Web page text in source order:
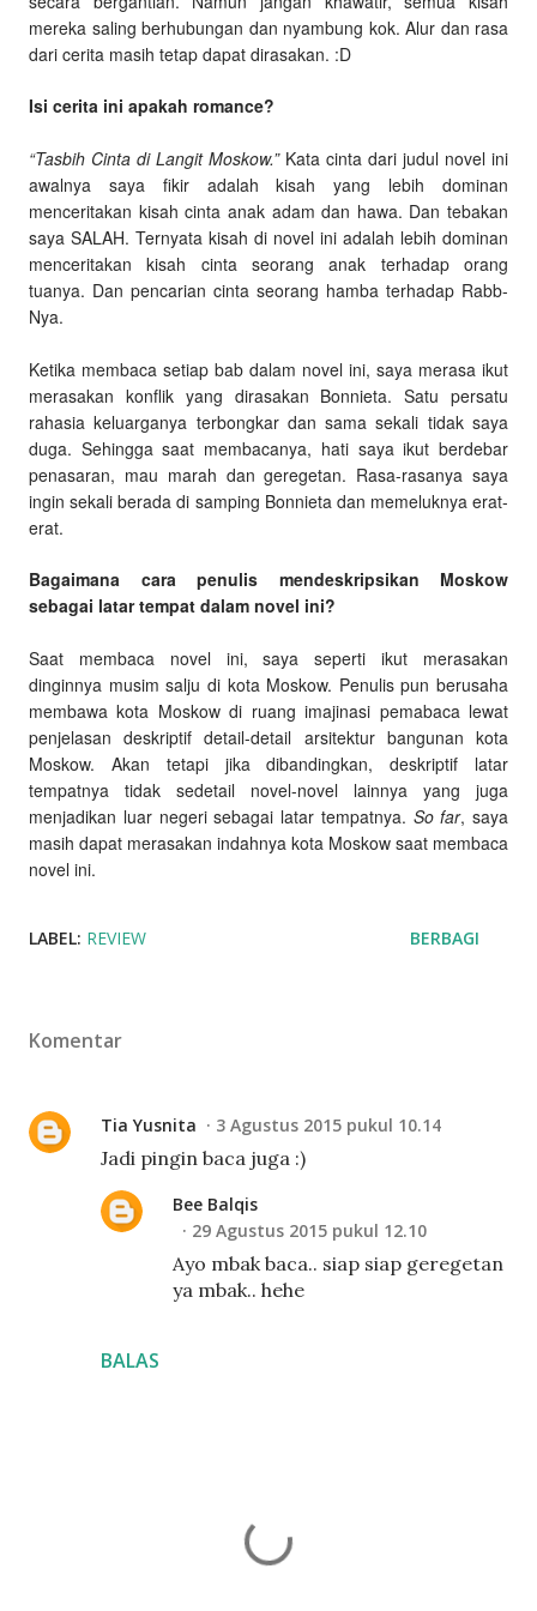
mereka saling berhubungan dan nyambung kok. Alur dan rasa
dari cerita masih tetap dapat dirasakan. :D
Isi cerita ini apakah romance?
“Tasbih Cinta di Langit Moskow.”Kata cinta dari judul novel ini
awalnya saya fikir adalah kisah yang lebih dominan
menceritakan kisah cinta anak adam dan hawa. Dan tebakan
saya SALAH. Ternyata kisah di novel ini adalah lebih dominan
menceritakan kisah cinta seorang anak terhadap orang
tuanya. Dan pencarian cinta seorang hamba terhadap Rabb-
Nya.
Ketika membaca setiap bab dalam novel ini, saya merasa ikut
merasakan konflik yang dirasakan Bonnieta. Satu persatu
rahasia keluarganya terbongkar dan sama sekali tidak saya
duga. Sehingga saat membacanya, hati saya ikut berdebar
penasaran, mau marah dan geregetan. Rasa-rasanya saya
ingin sekali berada di samping Bonnieta dan memeluknya erat-
erat.
Bagaimana cara penulis mendeskripsikan Moskow
sebagai latar tempat dalam novel ini?
Saat membaca novel ini, saya seperti ikut merasakan
dinginnya musim salju di kota Moskow. Penulis pun berusaha
membawa kota Moskow di ruang imajinasi pemabaca lewat
penjelasan deskriptif detail-detail arsitektur bangunan kota
Moskow. Akan tetapi jika dibandingkan, deskriptif latar
tempatnya tidak sedetail novel-novel lainnya yang juga
menjadikan luar negeri sebagai latar tempatnya. So far, saya
masih dapat merasakan indahnya kota Moskow saat membaca
novel ini.
LABEL: REVIEW BERBAGI
Komentar
Tia Yusnita 3 Agustus 2015 pukul 10.14
Jadi pingin baca juga :)
BALAS
Bee Balqis
29 Agustus 2015 pukul 12.10
Ayo mbak baca.. siap siap geregetan
ya mbak.. hehe